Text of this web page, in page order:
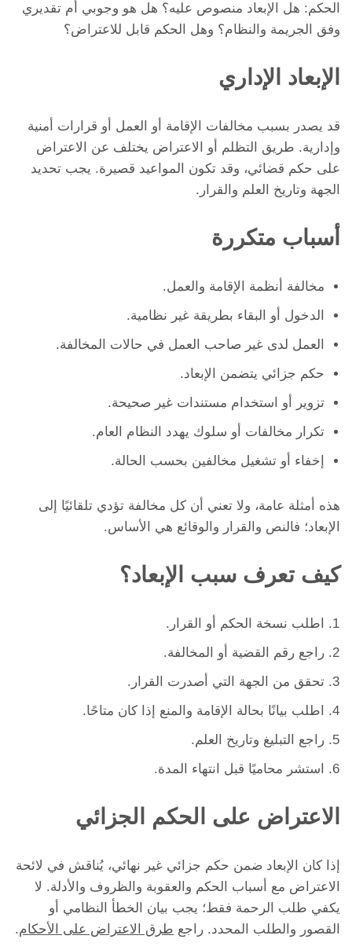
الحكم: هل الإبعاد منصوص عليه؟ هل هو وجوبي أم تقديري
وفق الجريمة والنظام؟ وهل الحكم قابل للاعتراض؟
الإبعاد الإداري
قد يصدر بسبب مخالفات الإقامة أو العمل أو قرارات أمنية
وإدارية. طريق التظلم أو الاعتراض يختلف عن الاعتراض
على حكم قضائي، وقد تكون المواعيد قصيرة. يجب تحديد
الجهة وتاريخ العلم والقرار.
أسباب متكررة
مخالفة أنظمة الإقامة والعمل.
الدخول أو البقاء بطريقة غير نظامية.
العمل لدى غير صاحب العمل في حالات المخالفة.
حكم جزائي يتضمن الإبعاد.
تزوير أو استخدام مستندات غير صحيحة.
تكرار مخالفات أو سلوك يهدد النظام العام.
إخفاء أو تشغيل مخالفين بحسب الحالة.
هذه أمثلة عامة، ولا تعني أن كل مخالفة تؤدي تلقائيًا إلى
الإبعاد؛ فالنص والقرار والوقائع هي الأساس.
كيف تعرف سبب الإبعاد؟
اطلب نسخة الحكم أو القرار.
راجع رقم القضية أو المخالفة.
تحقق من الجهة التي أصدرت القرار.
اطلب بيانًا بحالة الإقامة والمنع إذا كان متاحًا.
راجع التبليغ وتاريخ العلم.
استشر محاميًا قبل انتهاء المدة.
الاعتراض على الحكم الجزائي
إذا كان الإبعاد ضمن حكم جزائي غير نهائي، يُناقش في لائحة
الاعتراض مع أسباب الحكم والعقوبة والظروف والأدلة. لا
يكفي طلب الرحمة فقط؛ يجب بيان الخطأ النظامي أو
القصور والطلب المحدد. راجع طرق الاعتراض على الأحكام.